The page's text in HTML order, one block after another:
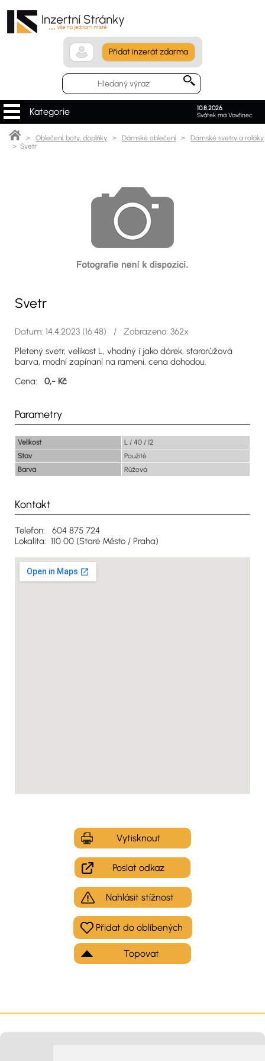
Přidat inzerát zdarma
10.8.2026.
Svátek má Vavřinec.
Kategorie
> Oblečení, boty, doplňky > Dámské oblečení > Dámské svetry a roláky
> Svetr
Svetr
Datum: 14.4.2023 (16:48) / Zobrazeno: 362x
Pletený svetr, velikost L, vhodný i jako dárek, starorůžová
barva, modní zapínaní na rameni, cena dohodou.
Cena: 0,- Kč
Parametry
Velikost
L / 40 / 12
Stav
Použité
Barva
Růžová
Kontakt
Telefon: 604 875 724
Lokalita: 110 00 (Staré Město / Praha)
Vytisknout
Poslat odkaz
Nahlásit stížnost
Topovat